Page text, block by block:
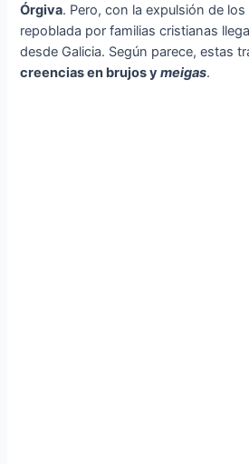
Órgiva. Pero, con la expulsión de
repoblada por familias cristianas
desde Galicia. Según parece, estas
creencias en brujos ymeigas.